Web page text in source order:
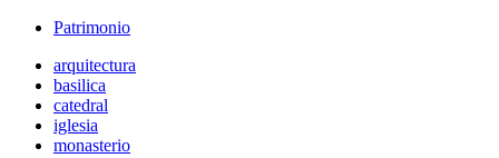
Patrimonio
arquitectura
basilica
catedral
iglesia
monasterio